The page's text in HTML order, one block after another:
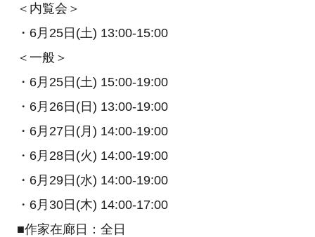
＜内覧会＞
・6月25日(土) 13:00-15:00
＜一般＞
・6月25日(土) 15:00-19:00
・6月26日(日) 13:00-19:00
・6月27日(月) 14:00-19:00
・6月28日(火) 14:00-19:00
・6月29日(水) 14:00-19:00
・6月30日(木) 14:00-17:00
■作家在廊日：全日